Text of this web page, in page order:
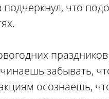
подчеркнул, что
забывать,
осознаешь,